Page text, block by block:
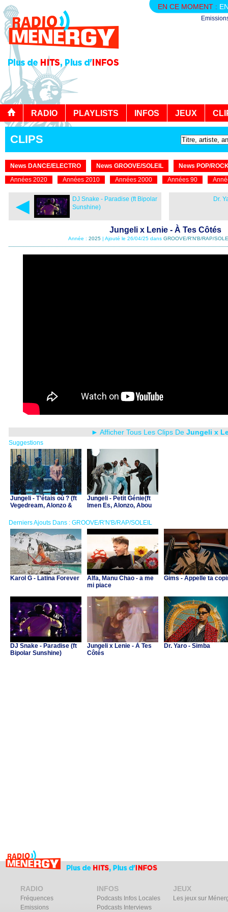
EN CE MOMENT :
RADIO PLAYLISTS INFOS JEUX
CLIPS
News DANCE/ELECTRO News GROOVE/SOLEIL
News POP/
Années 2020
Années 2010 Années 2000 Années 90
◄
DJ Snake - Paradise (ft Bipolar
Sunshine)
Dr.
Jungeli x Lenie - À Tes Côtés
Année : 2025| Ajouté le 26/04/25 dans GROOVE/R'N'B/RAP/
► Afficher Tous Les Clips De Jungeli x
Suggestions
Jungeli - T’étais où ? (ft
Vegedream, Alonzo &
Jungeli - Petit Génie(ft
Imen Es, Alonzo, Abou
Derniers Ajouts Dans : GROOVE/R'N'B/RAP/SOLEIL
Karol G - Latina Forever
Alfa, Manu Chao - a me
mi piace
Gims - Appelle ta
DJ Snake - Paradise (ft
Bipolar Sunshine)
Jungeli x Lenie - À Tes
Côtés
Dr. Yaro - Simba
RADIO
Fréquences
Emissions
INFOS
Podcasts Infos Locales
Podcasts Interviews
JEUX
Les jeux sur